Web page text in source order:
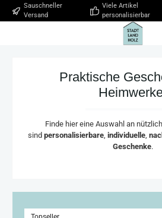
Zum Hauptinhalt springen
Sauschneller
Versand
Viele Artikel
personalisierbar
Praktische
Finde hier eine Auswahl an
sind personalisierbare, individuelle,
Geschenke.